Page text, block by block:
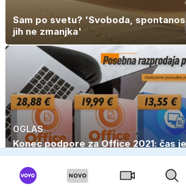
Sam po svetu? 'Svoboda,
jih ne zmanjka'
OGLAS
Konec podpore za Office 2021: čas
Office 2024 Pro za 19,99 €